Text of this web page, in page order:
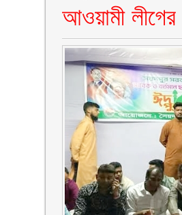
আওয়ামী